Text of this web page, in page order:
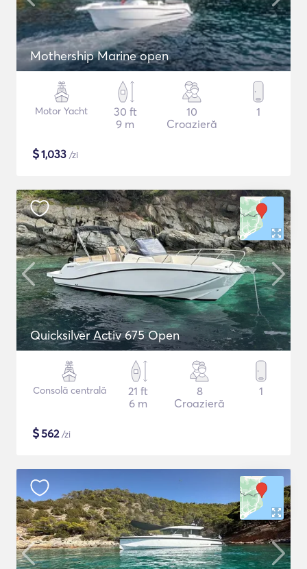
Mothership Marine open
Motor Yacht
30 ft
9 m
10
Croazieră
1
$1,033 /zi
Quicksilver Activ 675 Open
Consolă centrală
21 ft
6 m
8
Croazieră
1
$562/zi